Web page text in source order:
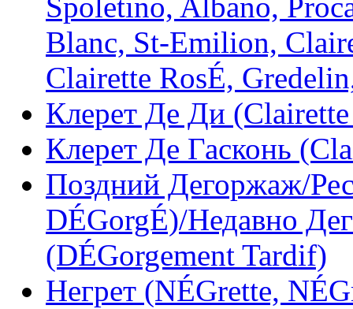
Blanc, St-Emilion,
Clairette RosÉ,
Клерет Де Ди
Клерет Де Гасконь
Поздний Дегоржаж/
DÉGorgÉ)/Недавно
(DÉGorgement Tardif)
Негрет (NÉGrette,